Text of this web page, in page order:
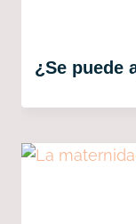
¿Se puede